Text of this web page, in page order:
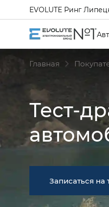
EVOLUTE Ринг
Главная
Тест-
Записаться на